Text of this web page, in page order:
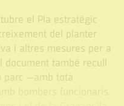
el Pla estratègic
del planter
i altres mesures per a
també recull
parc –amb tota
bombers funcionaris.